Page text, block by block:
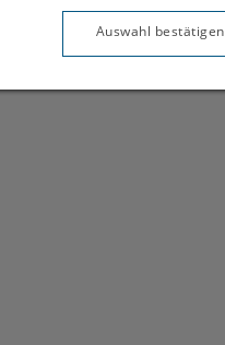
Auswahl bestätigen